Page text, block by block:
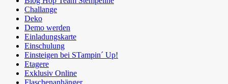
Challange
Deko
Demo werden
Einladungskarte
Einschulung
Einsteigen bei STampin´ Up!
Etagere
Exklusiv Online
Flaschenanhänger